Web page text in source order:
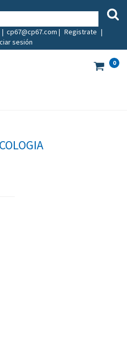
| cp67@cp67.com | Registrate |
sesión
0